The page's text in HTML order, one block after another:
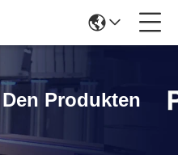
Produkten